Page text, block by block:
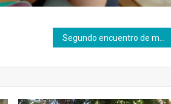
Segundo encuentro de maestros técnicos productivos en el marco del golpe eléctrico